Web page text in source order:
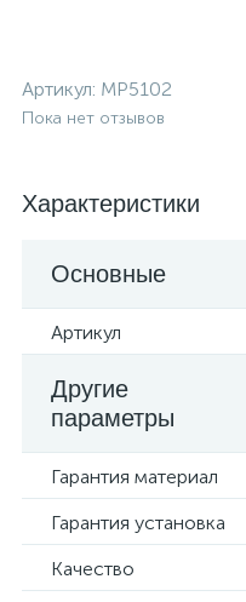
Артикул: MP5102
Пока нет отзывов
Характеристики
Основные
Артикул
Другие
параметры
Гарантия материал
Гарантия установка
Качество